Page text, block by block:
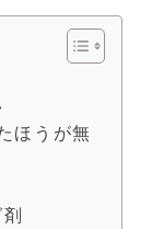
ほうが無